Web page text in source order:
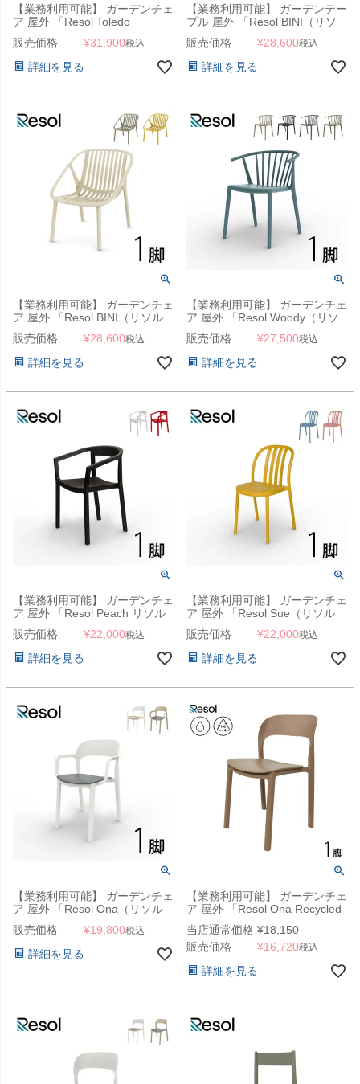
【業務利用可能】 ガーデンチェ
ア 屋外 「Resol Toledo
AIRE（リソル トレド エア アー
ムチェア）」
販売価格 ¥31,900税込
詳細を見る
【業務利用可能】 ガーデンテー
ブル 屋外 「Resol BINI（リソ
ル ビニ ラウンジテーブル
70cm）」ガーデンローテーブ
ル
販売価格 ¥28,600税込
詳細を見る
【業務利用可能】 ガーデンチェ
ア 屋外 「Resol BINI（リソル
ビニ ラウンジアームチェア）」
ガーデンローチェア
販売価格 ¥28,600税込
詳細を見る
【業務利用可能】 ガーデンチェ
ア 屋外 「Resol Woody（リソ
ル ウッディ アームチェア）」
スペイン製 デザイナーズチェア
スタッキング可
販売価格 ¥27,500税込
詳細を見る
【業務利用可能】 ガーデンチェ
ア 屋外 「Resol Peach リソル
ピーチ アームチェア」
販売価格 ¥22,000税込
詳細を見る
【業務利用可能】 ガーデンチェ
ア 屋外 「Resol Sue（リソル
スー チェア）」
販売価格 ¥22,000税込
詳細を見る
【業務利用可能】 ガーデンチェ
ア 屋外 「Resol Ona（リソル
オナ アームチェア）」
販売価格 ¥19,800税込
詳細を見る
【業務利用可能】 ガーデンチェ
ア 屋外 「Resol Ona Recycled
Chair（リソル オナ リサイクル
チェア）」
当店通常価格 ¥18,150
販売価格
¥16,720税込
詳細を見る